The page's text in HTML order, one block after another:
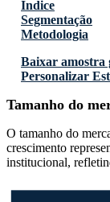
Índice
Segmentação
Metodologia
Baixar amostra
Personalizar
Tamanho do
O tamanho do
crescimento
institucional,